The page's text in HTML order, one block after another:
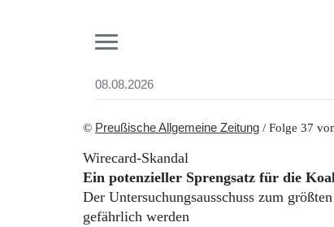
08.08.2026
Start
Aktuelle Ausgabe
Abonnenten-Login
Abonnent werden
Abo Prämien
Suchen und finden
© Preußische Allgemeine Zeitung / Folge 37
Wirecard-Skandal
Ein potenzieller Sprengsatz für die
Der Untersuchungsausschuss zum
gefährlich werden